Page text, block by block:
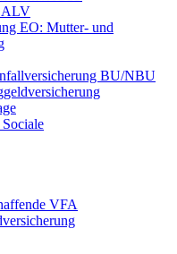
ALV
EO: Mutter- und
BU/NBU
VFA